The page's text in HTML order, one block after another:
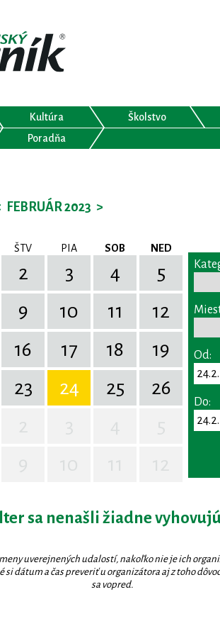
Kultúra Školstvo
Poradňa
FEBRUÁR 2023 >
ŠTV PIA SOB NED
2 3 4
5
9 10 11
12
16 17 18
19
23 24 25
26
Od:
Do:
sa nenašli žiadne
uverejnených udalostí, nakoľko nie je ich
dátum a čas preveriť u organizátora aj z toho
sa vopred.